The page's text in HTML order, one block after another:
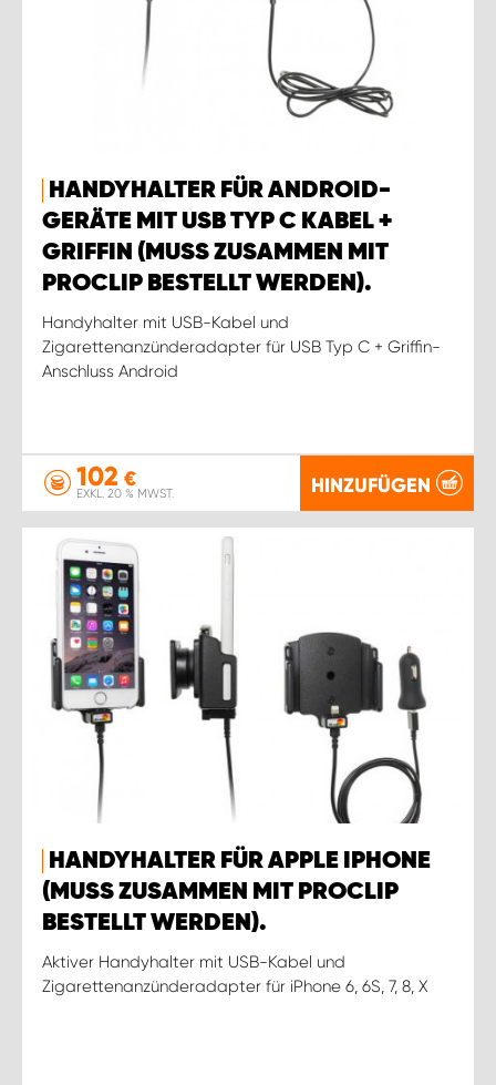
HANDYHALTER FÜR ANDROID-
GERÄTE MIT USB TYP C KABEL +
GRIFFIN (MUSS ZUSAMMEN MIT
PROCLIP BESTELLT WERDEN).
Handyhalter mit USB-Kabel und
Zigarettenanzünderadapter für USB Typ C + Griffin-
Anschluss Android
102 €
EXKL. 20 % MWST. HINZUFÜGEN
HANDYHALTER FÜR APPLE IPHONE
(MUSS ZUSAMMEN MIT PROCLIP
BESTELLT WERDEN).
Aktiver Handyhalter mit USB-Kabel und
Zigarettenanzünderadapter für iPhone 6, 6S, 7, 8, X